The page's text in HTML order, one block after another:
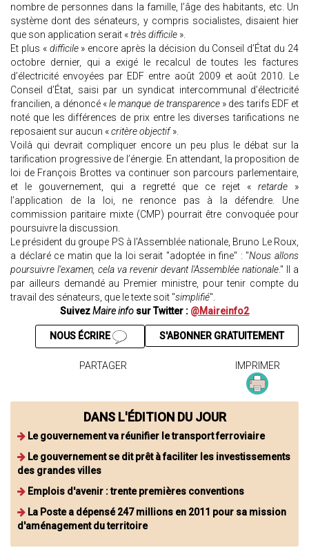
nombre de personnes dans la famille, l’âge des habitants, etc. Un
système dont des sénateurs, y compris socialistes, disaient hier
que son application serait «très difficile ».
Et plus « difficile» encore après la décision du Conseil d’État du 24
octobre dernier, qui a exigé le recalcul de toutes les factures
d’électricité envoyées par EDF entre août 2009 et août 2010. Le
Conseil d’État, saisi par un syndicat intercommunal d’électricité
francilien, a dénoncé «le manque de transparence» des tarifs EDF et
noté que les différences de prix entre les diverses tarifications ne
reposaient sur aucun «critère objectif».
Voilà qui devrait compliquer encore un peu plus le débat sur la
tarification progressive de l’énergie. En attendant, la proposition de
loi de François Brottes va continuer son parcours parlementaire,
et le gouvernement, qui a regretté que ce rejet « retarde »
l’application de la loi, ne renonce pas à la défendre. Une
commission paritaire mixte (CMP) pourrait être convoquée pour
poursuivre la discussion.
Le président du groupe PS à l'Assemblée nationale, Bruno Le Roux,
a déclaré ce matin que la loi serait "adoptée in fine" : "Nous allons
poursuivre l'examen, cela va revenir devant l'Assemblée nationale." Il a
par ailleurs demandé au Premier ministre, pour tenir compte du
travail des sénateurs, que le texte soit "simplifié".
SuivezMaire info sur Twitter : @Maireinfo2
S'ABONNER GRATUITEMENT
NOUS ÉCRIRE
PARTAGER IMPRIMER
DANS L'ÉDITION DU JOUR
Le gouvernement va réunifier le transport ferroviaire
Le gouvernement se dit prêt à faciliter les investissements
des grandes villes
Emplois d'avenir : trente premières conventions
La Poste a dépensé 247 millions en 2011 pour sa mission
d'aménagement du territoire